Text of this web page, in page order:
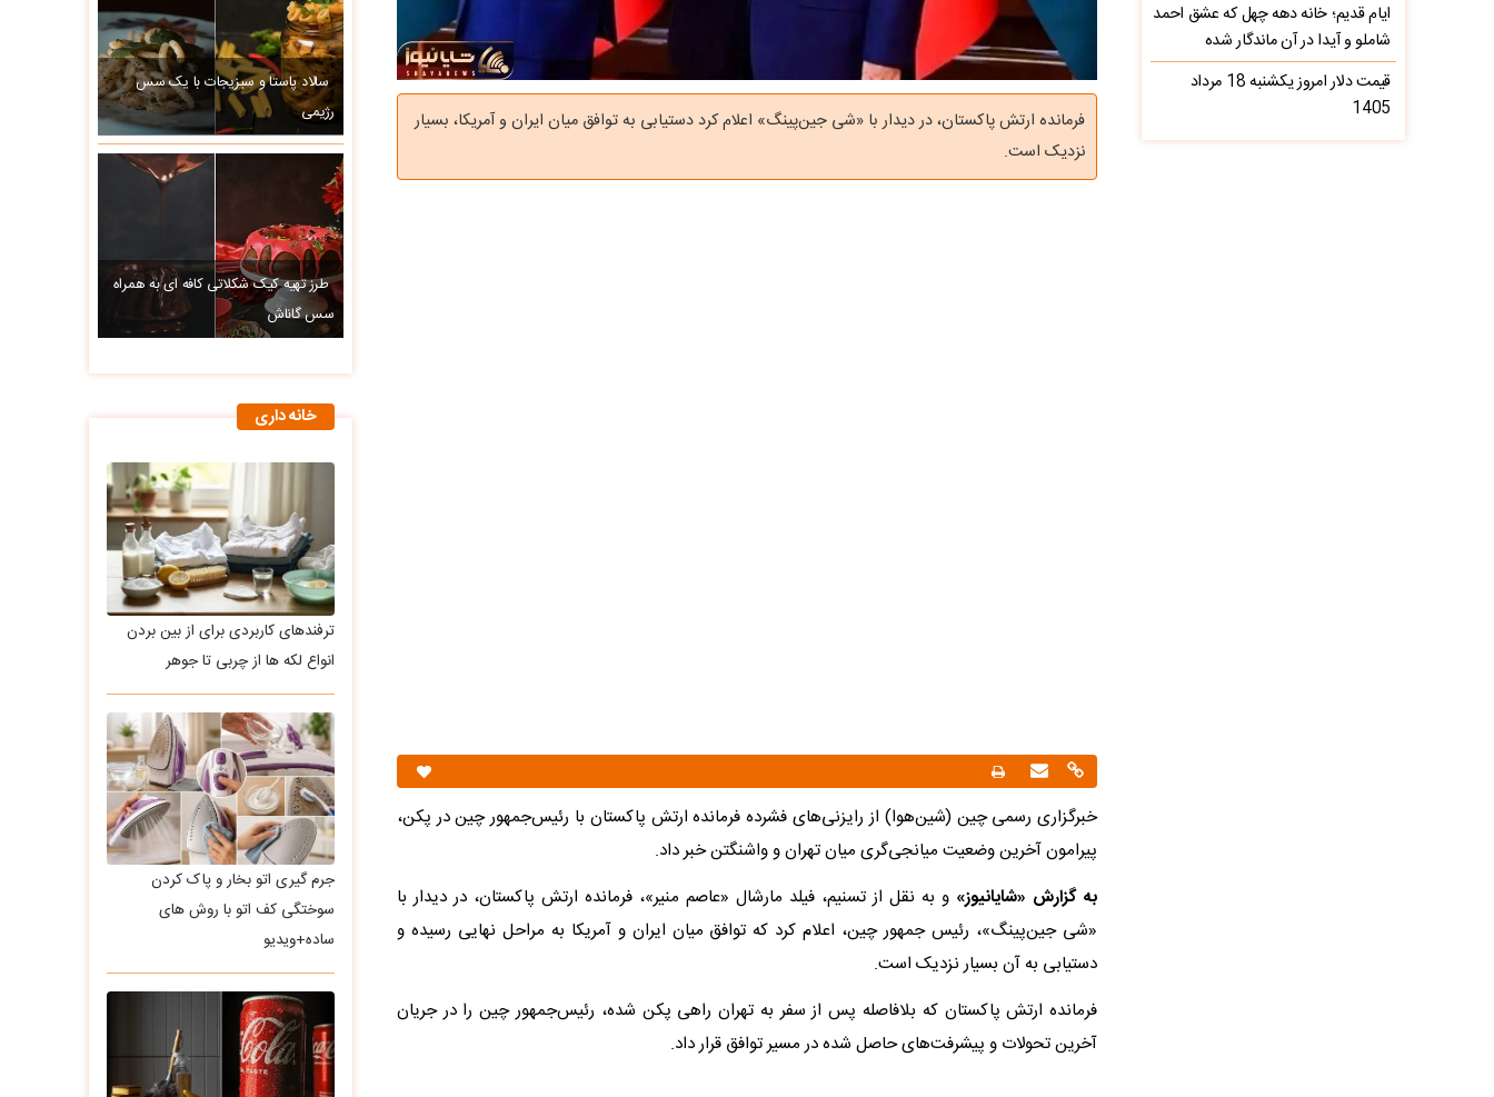
فرمانده ارتش پاکستان، در دیدار با «شی جین‌پینگ» اعلام کرد دستیابی به توافق میان ایران و آمریکا، بسیار
نزدیک است.
خبرگزاری رسمی چین (شین‌هوا) از رایزنی‌های فشرده فرمانده ارتش پاکستان با رئیس‌جمهور چین در پکن،
پیرامون آخرین وضعیت میانجی‌گری میان تهران و واشنگتن خبر داد.
به گزارش «شایانیوز» و به نقل از تسنیم، فیلد مارشال «عاصم منیر»، فرمانده ارتش پاکستان، در دیدار با
«شی جین‌پینگ»، رئیس جمهور چین، اعلام کرد که توافق میان ایران و آمریکا به مراحل نهایی رسیده و
دستیابی به آن بسیار نزدیک است.
فرمانده ارتش پاکستان که بلافاصله پس از سفر به تهران راهی پکن شده، رئیس‌جمهور چین را در جریان
آخرین تحولات و پیشرفت‌های حاصل شده در مسیر توافق قرار داد.
سالاد پاستا و سبزیجات با یک سس
رژیمی
طرز تهیه کیک شکلاتی کافه ای به همراه
سس گاناش
خانه داری
ترفندهای کاربردی برای از بین بردن
انواع لکه ها از چربی تا جوهر
جرم گیری اتو بخار و پاک کردن
سوختگی کف اتو با روش های
ساده+ویدیو
ایام قدیم؛ خانه دهه چهل که عشق احمد
شاملو و آیدا در آن ماندگار شده
قیمت دلار امروز یکشنبه 18 مرداد
1405